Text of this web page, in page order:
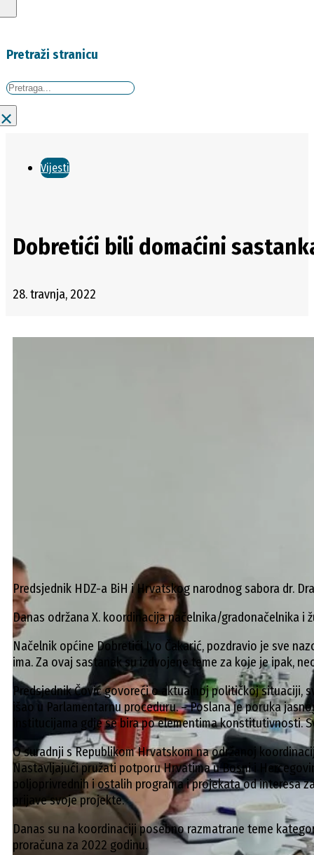
Pretraži stranicu
Traži
×
Vijesti
Dobretići bili domaćini
28. travnja, 2022
Predsjednik HDZ-a BiH i Hrvatskog narodnog sabora dr.
Danas održana X. koordinacija načelnika/gradonačelnika
Načelnik općine Dobretići Ivo Čakarić, pozdravio je sve
ima. Za ovaj sastanak su izdvojene teme za koje je ipak,
Predsjednik Čović govoreći o aktualnoj političkoj situaciji,
išao u Parlamentarnu proceduru. – Poslana je poruka
institucijama gdje se bira po elementima konstitutivnosti.
O suradnji s Republikom Hrvatskom na održanoj
Nastavljajući pružati potporu Hrvatima u Bosni i
poljoprivrednih i ostalih programa i projekata od interesa
prijave svoje projekte.
Danas su na koordinaciji posebno razmatrane teme
proračuna za 2022 godinu.